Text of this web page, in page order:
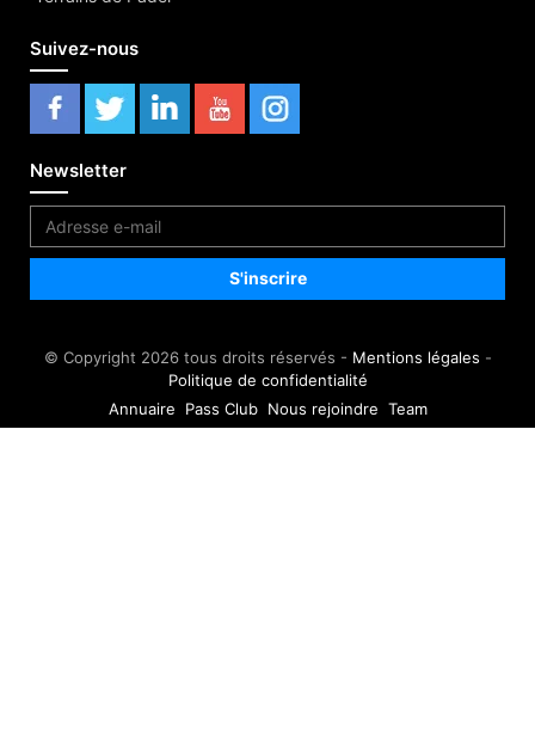
Suivez-nous
Newsletter
© Copyright 2026 tous droits réservés - Mentions légales -
Politique de confidentialité
Annuaire
Pass Club Nous rejoindre Team